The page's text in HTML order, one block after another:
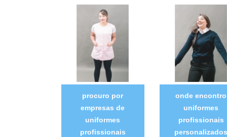
procuro por
empresas de
uniformes
profissionais
onde encontro
uniformes
profissionais
personalizados